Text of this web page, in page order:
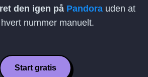
den igen på Pandora uden at
nummer manuelt.
Start gratis